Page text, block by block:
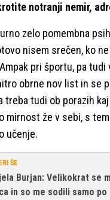
notranji nemir,
zelo pomembna
nisem srečen, ko
pri športu, pa tudi
obrne nov list in se
treba tudi ob porazih
mirnost že v sebi, s
učenje.
ŠE
Burjan: Velikokrat se
in so me sodili samo